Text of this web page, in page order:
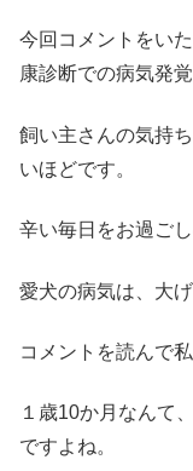
今回コメントをい
康診断での病気発覚
飼い主さんの気持
いほどです。
辛い毎日をお過ご
愛犬の病気は、大
コメントを読んで
１歳10か月なんて
ですよね。